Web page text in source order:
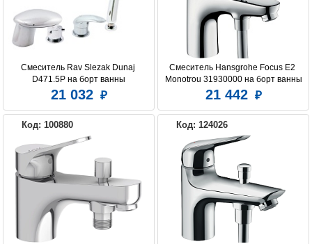
Смеситель Rav Slezak Dunaj
D471.5P на борт ванны
21 032
Смеситель Hansgrohe Focus E2
Monotrou 31930000 на борт ванны
21 442
Код: 100880 Код: 124026